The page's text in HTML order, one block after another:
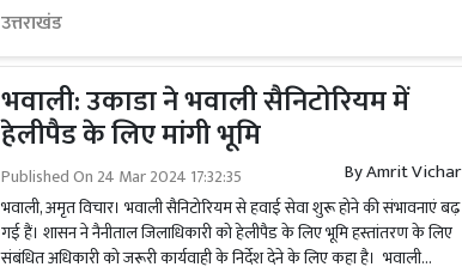
उत्तराखंड
भवाली: उकाडा ने भवाली सैनिटोरियम में
हेलीपैड के लिए मांगी भूमि
Published On 24 Mar 2024 17:32:35 ByAmrit Vichar
भवाली, अमृत विचार। भवाली सैनिटोरियम से हवाई सेवा शुरू होने की संभावनाएं बढ़
गई हैं। शासन ने नैनीताल जिलाधिकारी को हेलीपैड के लिए भूमि हस्तांतरण के लिए
संबंधित अधिकारी को जरूरी कार्यवाही के निर्देश देने के लिए कहा है। भवाली...